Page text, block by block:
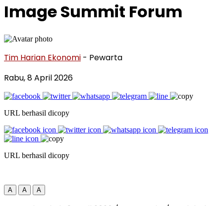
Image Summit Forum
Tim Harian Ekonomi - Pewarta
Rabu, 8 April 2026
URL berhasil dicopy
URL berhasil dicopy
A A A